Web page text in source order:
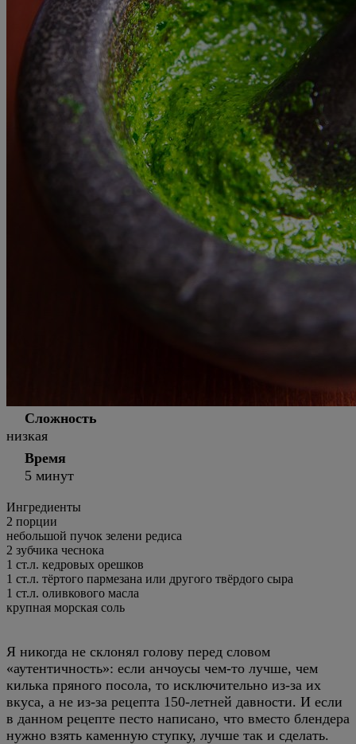
Сложность
низкая
Время
5 минут
Ингредиенты
2 порции
небольшой пучок зелени редиса
2 зубчика чеснока
1 ст.л. кедровых орешков
1 ст.л. тёртого пармезана или другого твёрдого сыра
1 ст.л. оливкового масла
крупная морская соль
Я никогда не склонял голову перед словом
«аутентичность»: если анчоусы чем-то лучше, чем
килька пряного посола, то исключительно из-за их
вкуса, а не из-за рецепта 150-летней давности. И если
в данном рецепте песто написано, что вместо блендера
нужно взять каменную ступку, лучше так и сделать.